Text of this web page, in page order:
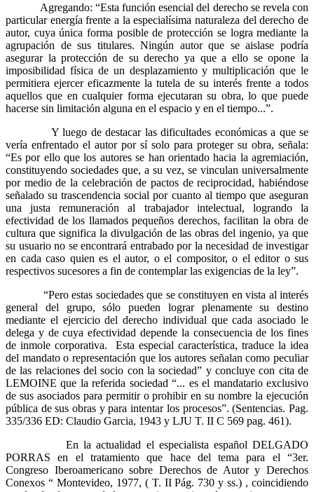
Agregando: “Esta función esencial del derecho se revela con
particular energía frente a la especialísima naturaleza del derecho de
autor, cuya única forma posible de protección se logra mediante la
agrupación de sus titulares. Ningún autor que se aislase podría
asegurar la protección de su derecho ya que a ello se opone la
imposibilidad física de un desplazamiento y multiplicación que le
permitiera ejercer eficazmente la tutela de su interés frente a todos
aquellos que en cualquier forma ejecutaran su obra, lo que puede
hacerse sin limitación alguna en el espacio y en el tiempo...”.
Y luego de destacar las dificultades económicas a que se
vería enfrentado el autor por sí solo para proteger su obra, señala:
“Es por ello que los autores se han orientado hacia la agremiación,
constituyendo sociedades que, a su vez, se vinculan universalmente
por medio de la celebración de pactos de reciprocidad, habiéndose
señalado su trascendencia social por cuanto al tiempo que aseguran
una justa remuneración al trabajador intelectual, logrando la
efectividad de los llamados pequeños derechos, facilitan la obra de
cultura que significa la divulgación de las obras del ingenio, ya que
su usuario no se encontrará entrabado por la necesidad de investigar
en cada caso quien es el autor, o el compositor, o el editor o sus
respectivos sucesores a fin de contemplar las exigencias de la ley”.
“Pero estas sociedades que se constituyen en vista al interés
general del grupo, sólo pueden lograr plenamente su destino
mediante el ejercicio del derecho individual que cada asociado le
delega y de cuya efectividad depende la consecuencia de los fines
de inmole corporativa. Esta especial característica, traduce la idea
del mandato o representación que los autores señalan como peculiar
de las relaciones del socio con la sociedad” y concluye con cita de
LEMOINE que la referida sociedad “... es el mandatario exclusivo
de sus asociados para permitir o prohibir en su nombre la ejecución
pública de sus obras y para intentar los procesos”. (Sentencias. Pag.
335/336 ED: Claudio Garcia, 1943 y LJU T. II C 569 pag. 461).
En la actualidad el especialista español DELGADO
PORRAS en el tratamiento que hace del tema para el “3er.
Congreso Iberoamericano sobre Derechos de Autor y Derechos
Conexos “ Montevideo, 1977, ( T. II Pág. 730 y ss.) , coincidiendo